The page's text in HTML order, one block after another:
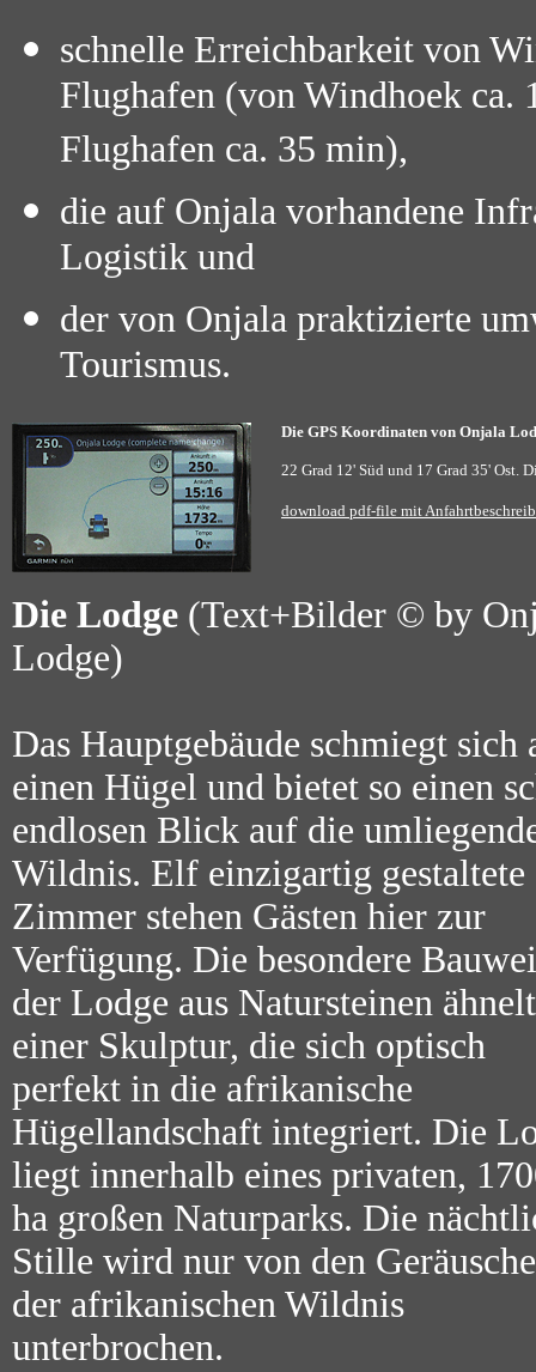
schnelle Erreichbarkeit von
Flughafen (von Windhoek ca.
Flughafen ca. 35 min),
die auf Onjala vorhandene
Logistik und
der von Onjala praktizierte
Tourismus.
Die GPS Koordinaten von Onjala
22 Grad 12' Süd und 17 Grad 35' Ost.
download pdf-file mit
Die Lodge (Text+Bilder © by
Lodge)
Das Hauptgebäude schmiegt sich
einen Hügel und bietet so einen
endlosen Blick auf die
Wildnis. Elf einzigartig gestaltete
Zimmer stehen Gästen hier zur
Verfügung. Die besondere
der Lodge aus Natursteinen ähnelt
einer Skulptur, die sich optisch
perfekt in die afrikanische
Hügellandschaft integriert. Die
liegt innerhalb eines privaten,
ha großen Naturparks. Die
Stille wird nur von den
der afrikanischen Wildnis
unterbrochen.